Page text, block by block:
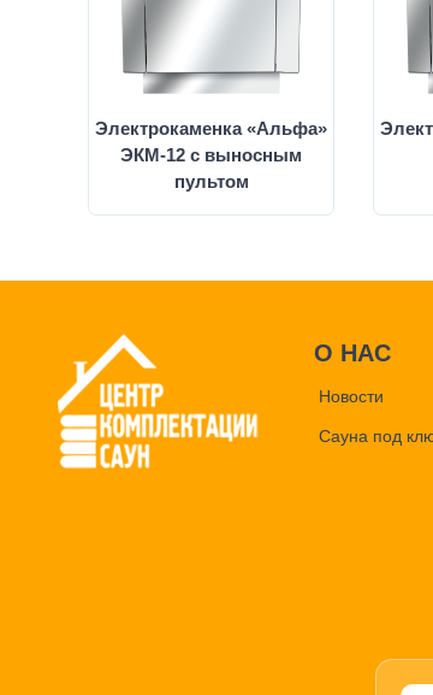
Электрокаменка «Альфа»
ЭКМ-12 с выносным
пультом
О НАС
Новости
Сауна под